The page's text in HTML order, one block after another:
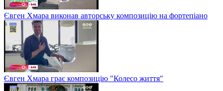
Євген Хмара виконав авторську композицію на фортепіано
Євген Хмара грає композицію "Колесо життя"